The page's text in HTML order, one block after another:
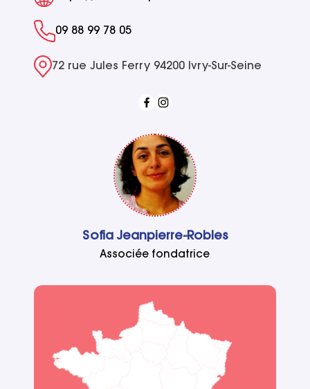
09 88 99 78 05
72 rue Jules Ferry 94200 Ivry-Sur-Seine
Sofia Jeanpierre-Robles
Associée fondatrice